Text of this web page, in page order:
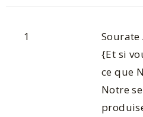
1
Sourate
{Et si
ce que
Notre